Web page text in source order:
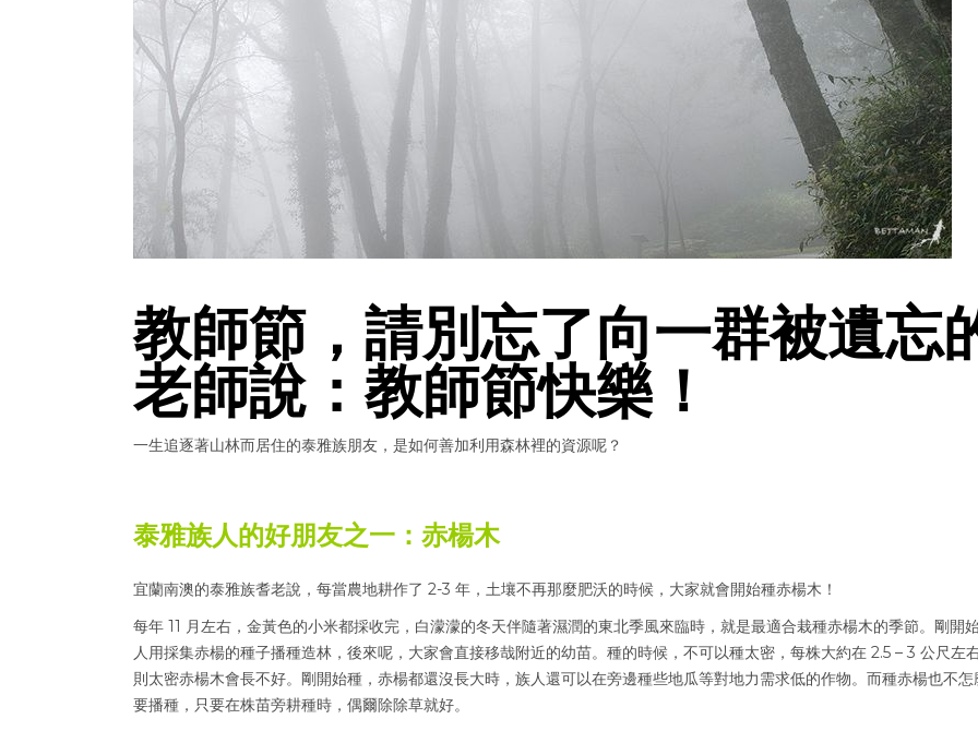
教師節，請別忘了向一群被遺忘
老師說：教師節快樂！
一生追逐著山林而居住的泰雅族朋友，是如何善加利用森林裡的資源呢？
泰雅族人的好朋友之一：赤楊木
宜蘭南澳的泰雅族耆老說，每當農地耕作了 2-3 年，土壤不再那麼肥沃的時候，大家就會開始種赤楊木！
每年 11 月左右，金黃色的小米都採收完，白濛濛的冬天伴隨著濕潤的東北季風來臨時，就是最適合栽種赤楊木的季節。剛開
人用採集赤楊的種子播種造林，後來呢，大家會直接移哉附近的幼苗。種的時候，不可以種太密，每株大約在 2.5 – 3 公尺左
則太密赤楊木會長不好。剛開始種，赤楊都還沒長大時，族人還可以在旁邊種些地瓜等對地力需求低的作物。而種赤楊也不怎
要播種，只要在株苗旁耕種時，偶爾除除草就好。